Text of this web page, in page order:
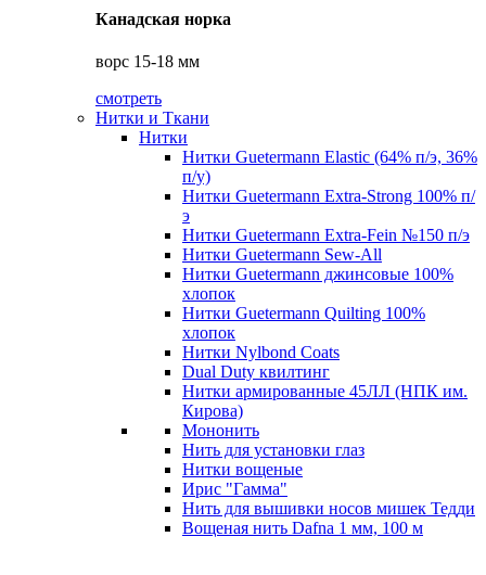
Канадская норка
ворс 15-18 мм
смотреть
Нитки и Ткани
Нитки
Нитки Guetermann Elastic (64% п/э, 36%
п/у)
Нитки Guetermann Extra-Strong 100% п/
э
Нитки Guetermann Extra-Fein №150 п/э
Нитки Guetermann Sew-All
Нитки Guetermann джинсовые 100%
хлопок
Нитки Guetermann Quilting 100%
хлопок
Нитки Nylbond Coats
Dual Duty квилтинг
Нитки армированные 45ЛЛ (НПК им.
Кирова)
Мононить
Нить для установки глаз
Нитки вощеные
Ирис "Гамма"
Нить для вышивки носов мишек Тедди
Вощеная нить Dafna 1 мм, 100 м